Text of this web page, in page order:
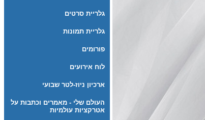
גלריית סרטים
גלריית תמונות
פורומים
לוח אירועים
ארכיון ניוז-לטר שבועי
העולם שלי - מאמרים וכתבות על
אטרקציות עולמיות